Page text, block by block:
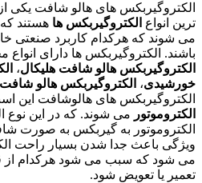
الکتروگیربکس های هالو شافت یکی
ترین انواع الکتروگیربکس ها هستند
می شوند که هرکدام کاربرد صنعتی
باشند. الکتروگیربکس ها دارای انواع
الکتروگیربکس هالو شافت هلیکال،
خورشیدی، الکتروگیربکس هالو
الکتروگیربکس های هالوشافت
الکتروموتور می شوند. که در این نوع
الکتروموتور به گیربکس به صورت
ویژگی باعث جدا شدن بسیار راحت
می شود که سبب می شود هرکدام از
تعمیر یا تعویض شود.